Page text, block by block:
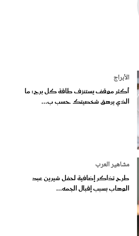
الأبراج
أكثر موقف يستنزف طاقة كل برج: ما
الذي يرهق شخصيتك حسب ب...
مشاهير العرب
طرح تذاكر إضافية لحفل شيرين عبد
الوهاب بسبب إقبال الجمه...